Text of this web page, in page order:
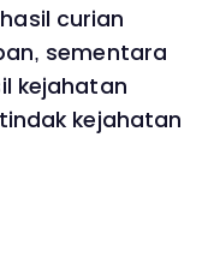
curian
sementara
kejahatan
kejahatan